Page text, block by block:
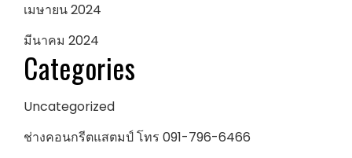
เมษายน 2024
มีนาคม 2024
Categories
Uncategorized
ช่างคอนกรีตแสตมป์ โทร 091-796-6466